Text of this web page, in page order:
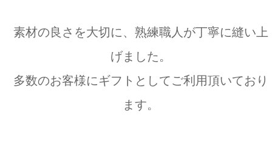
素材の良さを大切に、熟練職人が丁寧に縫い上
げました。
多数のお客様にギフトとしてご利用頂いており
ます。